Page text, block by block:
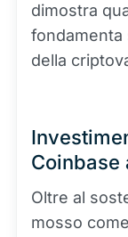
dimostra
fondamenta
della
Coinbase
Oltre al
mosso